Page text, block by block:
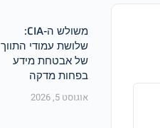
משולש ה-CIA:
שלושת עמודי התווך
של אבטחת מידע
בפחות מדקה
אוגוסט 5, 2026